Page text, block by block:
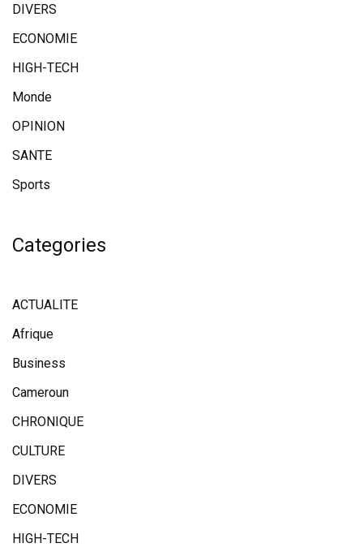
DIVERS
ECONOMIE
HIGH-TECH
Monde
OPINION
SANTE
Sports
Categories
ACTUALITE
Afrique
Business
Cameroun
CHRONIQUE
CULTURE
DIVERS
ECONOMIE
HIGH-TECH